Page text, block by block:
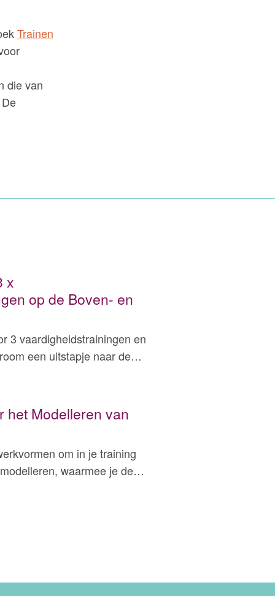
Trainen
die van
x
op de Boven- en
3 vaardigheidstrainingen en
een uitstapje naar de…
het Modelleren van
om in je training
waarmee je de…